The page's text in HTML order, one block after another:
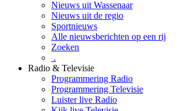
Nieuws uit Wassenaar
Nieuws uit de regio
Sportnieuws
Alle nieuwsberichten op een rij
Zoeken
.
Radio & Televisie
Programmering Radio
Programmering Televisie
Luister live Radio